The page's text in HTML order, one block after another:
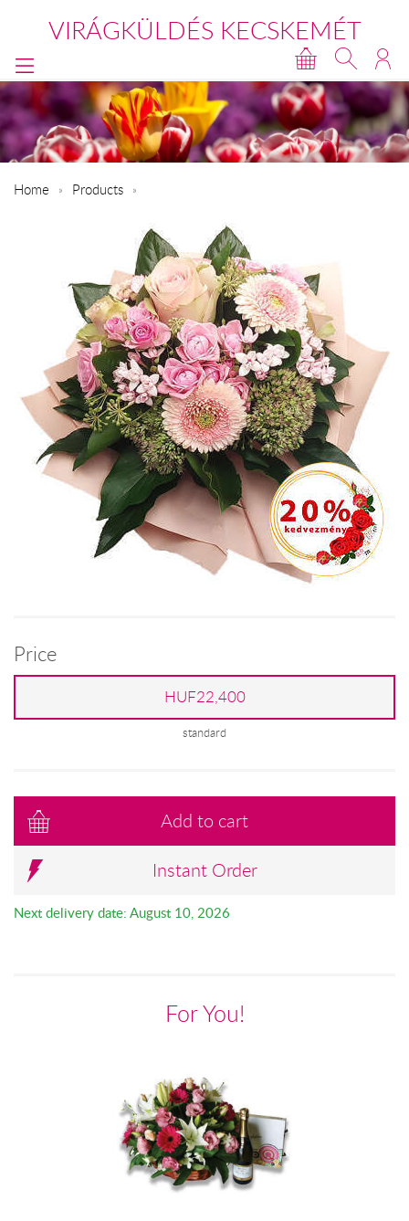
VIRÁGKÜLDÉS KECSKEMÉT
Home Products
Price
HUF22,400
standard
Add to cart
Instant Order
Next delivery date: August 10, 2026
For You!